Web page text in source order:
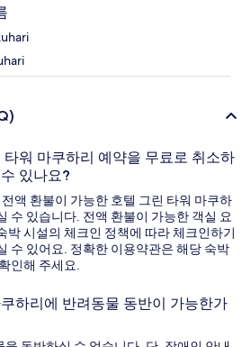
타워 마쿠하리 예약을 무료로 취소하
있나요?
액 환불이 가능한 호텔 그린 타워 마쿠하
수 있습니다. 전액 환불이 가능한 객실 요
박 시설의 체크인 정책에 따라 체크인하기
수 있어요. 정확한 이용약관은 해당 숙박
인해 주세요.
하리에 반려동물 동반이 가능한가